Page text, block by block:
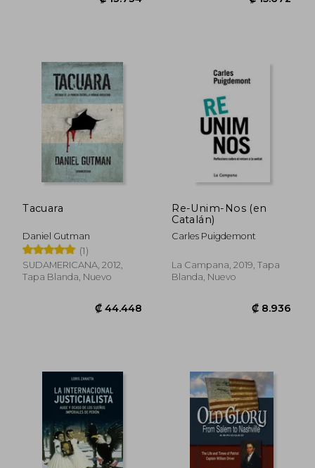
₡ 13.883
Tacuara
Daniel Gutman
(1)
SUDAMERICANA, 2012,
Tapa Blanda, Nuevo
Re-Unim-Nos (en
Catalán)
Carles Puigdemont
La Campana, 2019, Tapa
Blanda, Nuevo